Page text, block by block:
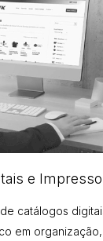
e
catálogos
em organização,